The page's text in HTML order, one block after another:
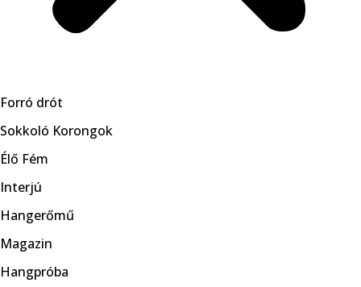
Forró drót
Sokkoló Korongok
Élő Fém
Interjú
Hangerőmű
Magazin
Hangpróba